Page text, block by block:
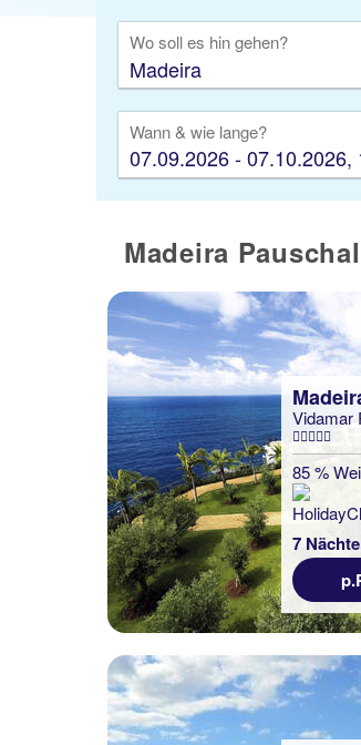
Wo soll es hin gehen?
Wann & wie lange?
07.09.2026 - 07.10.2026,
Madeira
Vidamar
85 %
7